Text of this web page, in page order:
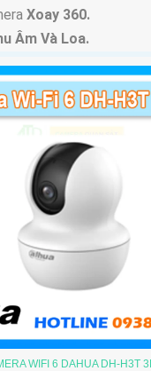
Xoay 360.
Âm Và Loa.
WIFI 6 DAHUA DH-H3T